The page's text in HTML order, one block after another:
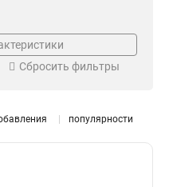
Сбросить фильтры
популярности